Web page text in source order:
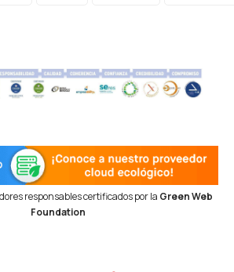
responsables certificados por la Green Web
Foundation